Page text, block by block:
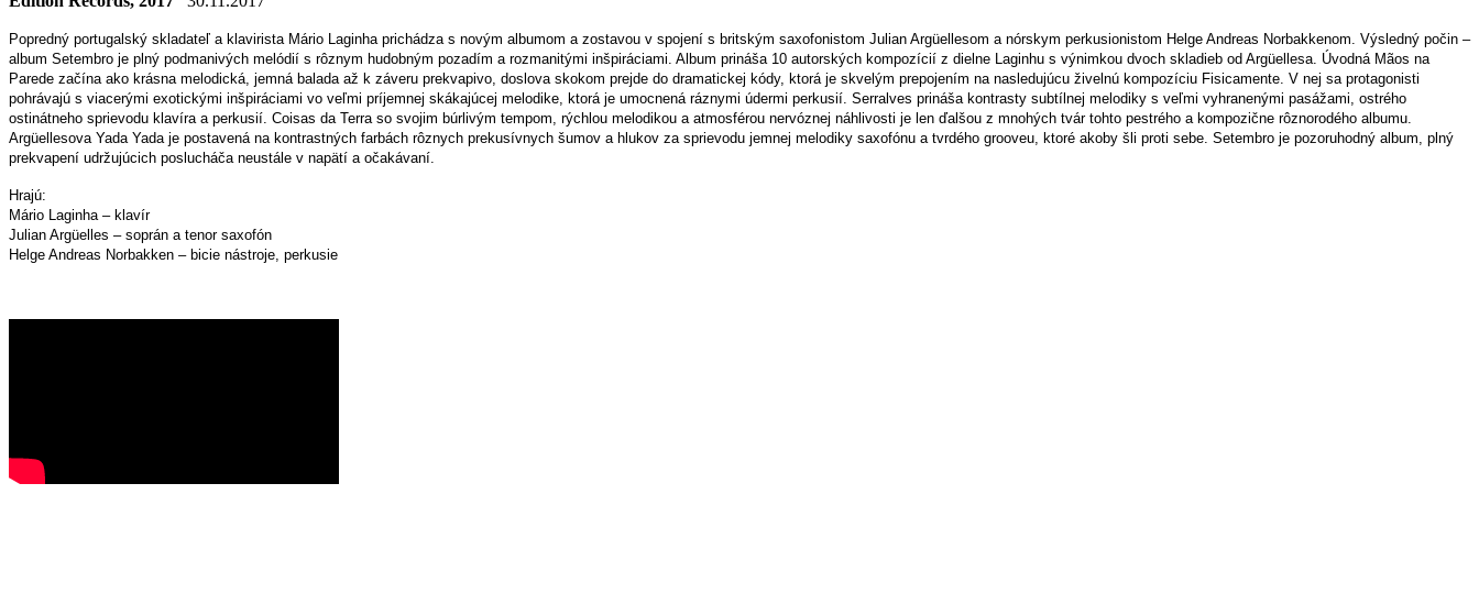
Popredný portugalský skladateľ a klavirista Mário Laginha prichádza s novým albumom a zostavou v spojení s britským saxofonistom Julian Argüellesom a nórskym perkusionistom Helge Andreas Norbakkenom. Výsledný počin –
album Setembro je plný podmanivých melódií s rôznym hudobným pozadím a rozmanitými inšpiráciami. Album prináša 10 autorských kompozícií z dielne Laginhu s výnimkou dvoch skladieb od Argüellesa. Úvodná Mãos na
Parede začína ako krásna melodická, jemná balada až k záveru prekvapivo, doslova skokom prejde do dramatickej kódy, ktorá je skvelým prepojením na nasledujúcu živelnú kompozíciu Fisicamente. V nej sa protagonisti
pohrávajú s viacerými exotickými inšpiráciami vo veľmi príjemnej skákajúcej melodike, ktorá je umocnená ráznymi údermi perkusií. Serralves prináša kontrasty subtílnej melodiky s veľmi vyhranenými pasážami, ostrého
ostinátneho sprievodu klavíra a perkusií. Coisas da Terra so svojim búrlivým tempom, rýchlou melodikou a atmosférou nervóznej náhlivosti je len ďalšou z mnohých tvár tohto pestrého a kompozične rôznorodého albumu.
Argüellesova Yada Yada je postavená na kontrastných farbách rôznych prekusívnych šumov a hlukov za sprievodu jemnej melodiky saxofónu a tvrdého grooveu, ktoré akoby šli proti sebe. Setembro je pozoruhodný album, plný
prekvapení udržujúcich poslucháča neustále v napätí a očakávaní.
Hrajú:
Mário Laginha – klavír
Julian Argüelles – soprán a tenor saxofón
Helge Andreas Norbakken – bicie nástroje, perkusie